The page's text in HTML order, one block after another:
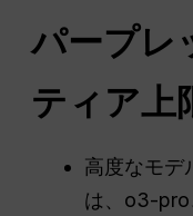
パープレ
ティア上
高度なモデ
は、o3-pro